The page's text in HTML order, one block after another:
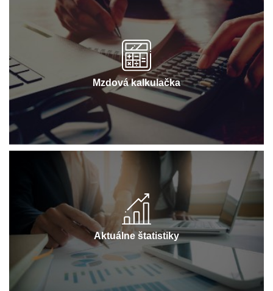
Mzdová kalkulačka
Aktuálne štatistiky